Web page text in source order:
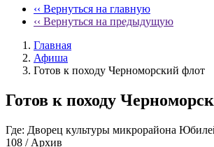
‹‹ Вернуться на главную
‹‹ Вернуться на предыдущую
Главная
Афиша
Готов к походу Черноморский флот
Готов к походу
Где: Дворец культуры микрорайона
108 / Архив